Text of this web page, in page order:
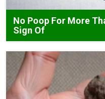
No Poop For More
Sign Of